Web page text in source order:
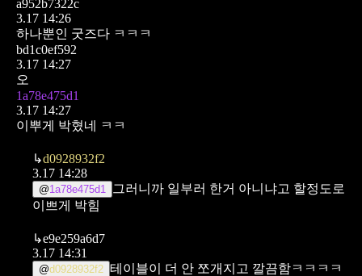
a952b7322c
3.17 14:26
하나뿐인 굿즈다 ㅋㅋㅋ
bd1c0ef592
3.17 14:27
오
1a78e475d1
3.17 14:27
이뿌게 박혔네 ㅋㅋ
↳d0928932f2
3.17 14:28
@1a78e475d1 그러니까 일부러 한거 아니냐고 할정도로
이쁘게 박힘
↳e9e259a6d7
3.17 14:31
@d0928932f2 테이블이 더 안 쪼개지고 깔끔함ㅋㅋㅋㅋ